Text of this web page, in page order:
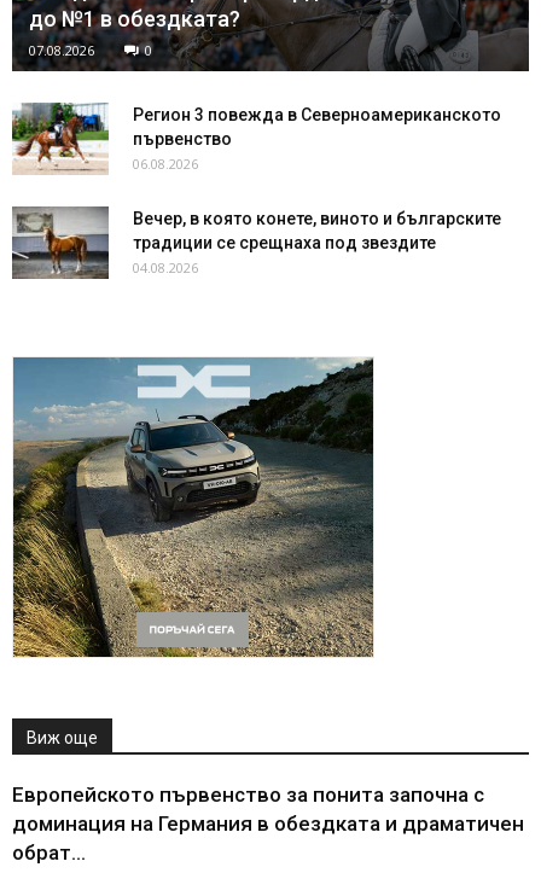
до №1 в обездката?
07.08.2026 0
Регион 3 повежда в Северноамериканското
първенство
06.08.2026
Вечер, в която конете, виното и българските
традиции се срещнаха под звездите
04.08.2026
Виж още
Европейското първенство за понита започна с
доминация на Германия в обездката и драматичен
обрат...